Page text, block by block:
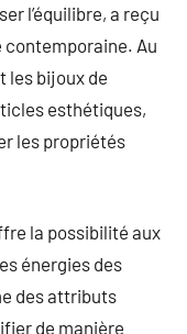
l’équilibre, a reçu
contemporaine. Au
les bijoux de
esthétiques,
les propriétés
la possibilité aux
énergies des
des attributs
de manière